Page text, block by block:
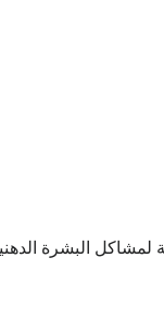
لمشاكل البشرة